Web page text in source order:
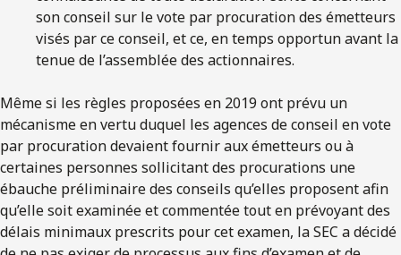
son conseil sur le vote par procuration des émetteurs
visés par ce conseil, et ce, en temps opportun avant la
tenue de l’assemblée des actionnaires.
Même si les règles proposées en 2019 ont prévu un
mécanisme en vertu duquel les agences de conseil en vote
par procuration devaient fournir aux émetteurs ou à
certaines personnes sollicitant des procurations une
ébauche préliminaire des conseils qu’elles proposent afin
qu’elle soit examinée et commentée tout en prévoyant des
délais minimaux prescrits pour cet examen, la SEC a décidé